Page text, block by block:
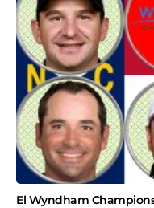
El Wyndham